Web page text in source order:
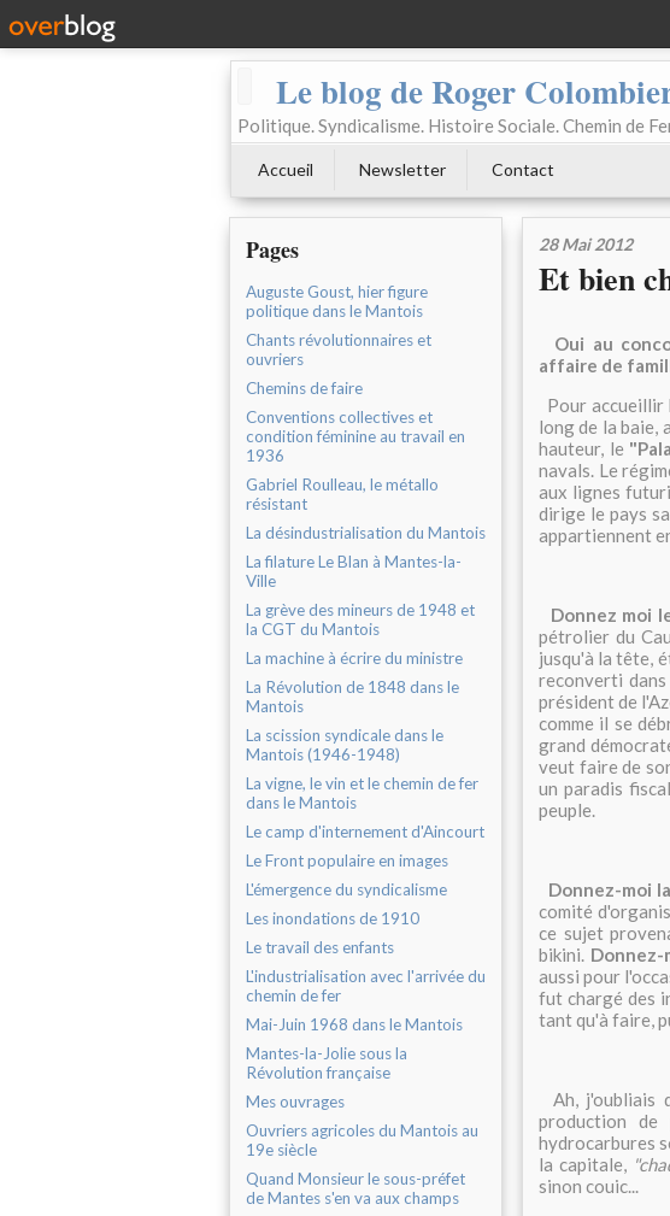
Le blog de Roger
Politique. Syndicalisme. Histoire Sociale. Chemin de
Accueil Newsletter Contact
Pages
Auguste Goust, hier figure
politique dans le Mantois
Chants révolutionnaires et
ouvriers
Chemins de faire
Conventions collectives et
condition féminine au travail en
1936
Gabriel Roulleau, le métallo
résistant
La désindustrialisation du Mantois
La filature Le Blan à Mantes-la-
Ville
La grève des mineurs de 1948 et
la CGT du Mantois
La machine à écrire du ministre
La Révolution de 1848 dans le
Mantois
La scission syndicale dans le
Mantois (1946-1948)
La vigne, le vin et le chemin de fer
dans le Mantois
Le camp d'internement d'Aincourt
Le Front populaire en images
L'émergence du syndicalisme
Les inondations de 1910
Le travail des enfants
L'industrialisation avec l'arrivée du
chemin de fer
Mai-Juin 1968 dans le Mantois
Mantes-la-Jolie sous la
Révolution française
Mes ouvrages
Ouvriers agricoles du Mantois au
19e siècle
Quand Monsieur le sous-préfet
de Mantes s'en va aux champs
28 Mai 2012
Et bien
Oui au
affaire de
Pour accueillir
long de la baie,
hauteur, le
navals. Le
aux lignes
dirige le pays
appartiennent
Donnez moi
pétrolier du
jusqu'à la tête,
reconverti
président de
comme il se
grand
veut faire de
un paradis
peuple.
Donnez-moi
comité
ce sujet
bikini. Donnez-
aussi pour
fut chargé des
tant qu'à faire,
Ah, j'oubliais
production
hydrocarbures
la capitale,
sinon couic...